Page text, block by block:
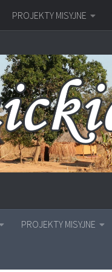
PROJEKTY MISYJNE
PROJEKTY MISYJNE